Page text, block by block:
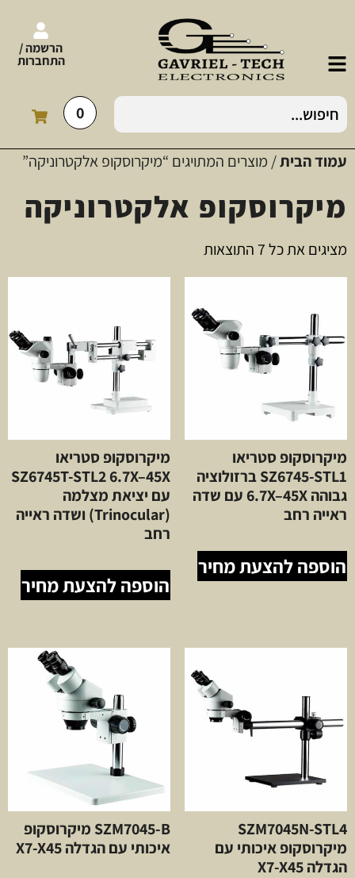
הרשמה /
התחברות
0
עמוד הבית/ מוצרים המתויגים “מיקרוסקופ אלקטרוניקה”
מיקרוסקופ אלקטרוניקה
מציגים את כל ⁦7⁩ התוצאות
מיקרוסקופ סטריאו
SZ6745-STL1 ברזולוציה
גבוהה 6.7X–45X עם שדה
ראייה רחב
הוספה להצעת מחיר
מיקרוסקופ סטריאו
SZ6745T-STL2 6.7X–45X
עם יציאת מצלמה
(Trinocular) ושדה ראייה
רחב
הוספה להצעת מחיר
SZM7045N-STL4
מיקרוסקופ איכותי עם
הגדלה X7-X45
SZM7045-B מיקרוסקופ
איכותי עם הגדלה X7-X45